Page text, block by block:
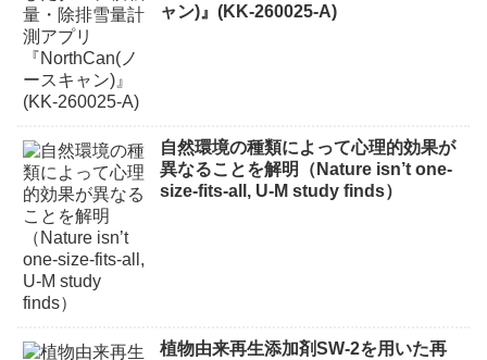
ャン)』(KK-260025-A)
自然環境の種類によって心理的効果が
異なることを解明（Nature isn’t one-
size-fits-all, U-M study finds）
植物由来再生添加剤SW-2を用いた再